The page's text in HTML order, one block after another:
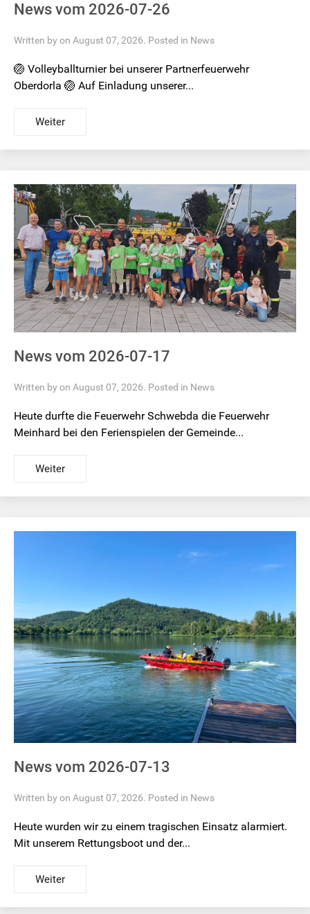
News vom 2026-07-26
Written by on August 07, 2026. Posted in News
🏐 Volleyballturnier bei unserer Partnerfeuerwehr
Oberdorla 🏐 Auf Einladung unserer...
Weiter
News vom 2026-07-17
Written by on August 07, 2026. Posted in News
Heute durfte die Feuerwehr Schwebda die Feuerwehr
Meinhard bei den Ferienspielen der Gemeinde...
Weiter
News vom 2026-07-13
Written by on August 07, 2026. Posted in News
Heute wurden wir zu einem tragischen Einsatz alarmiert.
Mit unserem Rettungsboot und der...
Weiter